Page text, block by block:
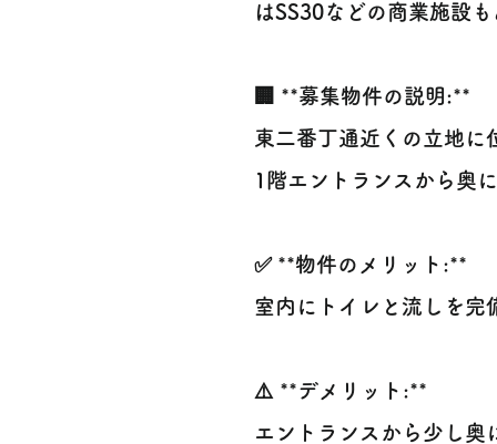
はSS30などの商業施設
🏢 **募集物件の説明:**
東二番丁通近くの立地に
1階エントランスから奥
✅ **物件のメリット:**
室内にトイレと流しを完
⚠️ **デメリット:**
エントランスから少し奥